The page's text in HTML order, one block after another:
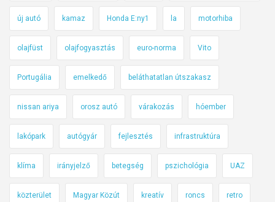
új autó kamaz Honda E:ny1 la motorhiba
olajfüst olajfogyasztás euro-norma Vito
Portugália emelkedő beláthatatlan útszakasz
nissan ariya orosz autó várakozás hóember
lakópark autógyár fejlesztés infrastruktúra
klíma irányjelző betegség pszichológia UAZ
közterület Magyar Közút kreatív roncs retro